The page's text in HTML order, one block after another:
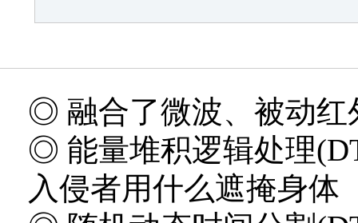
◎ 融合了微波、被动红
◎ 能量堆积逻辑处理
入侵者用什么遮掩身体